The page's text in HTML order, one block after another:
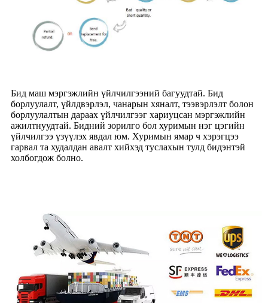
Бид маш мэргэжлийн үйлчилгээний багуудтай. Бид
борлуулалт, үйлдвэрлэл, чанарын хяналт, тээвэрлэлт болон
борлуулалтын дараах үйлчилгээг хариуцсан мэргэжлийн
ажилтнуудтай. Бидний зорилго бол хуримын нэг цэгийн
үйлчилгээ үзүүлэх явдал юм. Хуримын ямар ч хэрэгцээ
гарвал та худалдан авалт хийхэд туслахын тулд бидэнтэй
холбогдож болно.